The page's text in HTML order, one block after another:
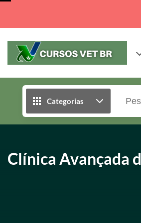
Categorias
Clínica Avançada